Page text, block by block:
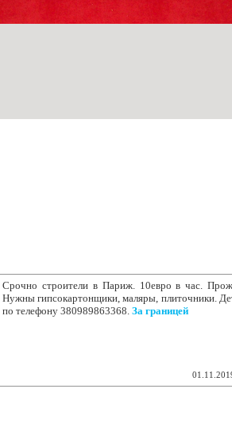
Срочно строители в Париж. 10евро в час.
Нужны гипсокартонщики, маляры, плиточники.
по телефону 380989863368. За границей